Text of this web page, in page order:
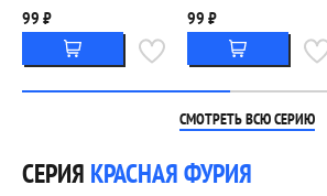
99 ₽ 99 ₽
СМОТРЕТЬ ВСЮ СЕРИЮ
СЕРИЯ КРАСНАЯ ФУРИЯ